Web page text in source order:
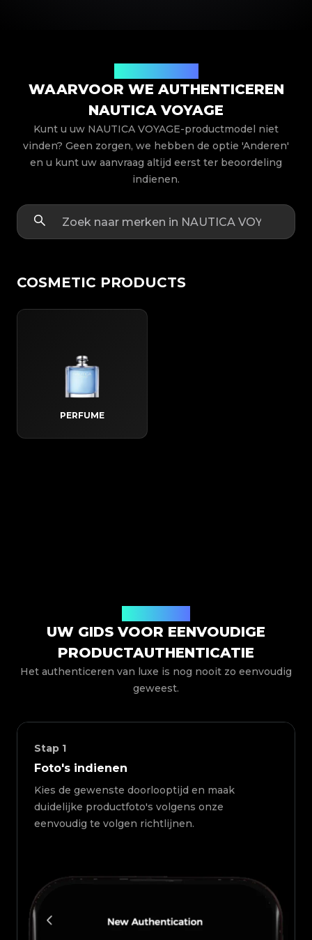
WAARVOOR WE AUTHENTICEREN
NAUTICA VOYAGE
Kunt u uw NAUTICA VOYAGE-productmodel niet
vinden? Geen zorgen, we hebben de optie 'Anderen'
en u kunt uw aanvraag altijd eerst ter beoordeling
indienen.
COSMETIC PRODUCTS
PERFUME
UW GIDS VOOR EENVOUDIGE
PRODUCTAUTHENTICATIE
Het authenticeren van luxe is nog nooit zo eenvoudig
geweest.
Stap 1
Foto's indienen
Kies de gewenste doorlooptijd en maak
duidelijke productfoto's volgens onze
eenvoudig te volgen richtlijnen.